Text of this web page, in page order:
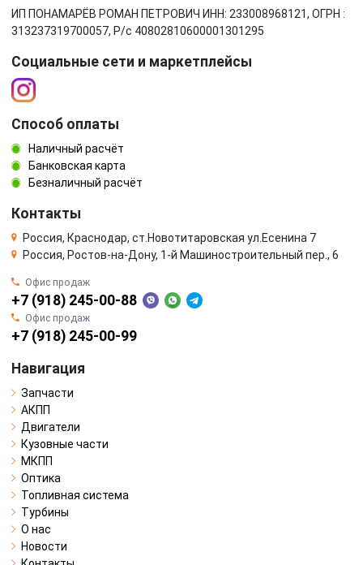
ИП ПОНАМАРЁВ РОМАН ПЕТРОВИЧ ИНН: 233008968121, ОГРН :
313237319700057, Р/c 40802810600001301295
Социальные сети и маркетплейсы
Способ оплаты
Наличный расчёт
Банковская карта
Безналичный расчёт
Контакты
Россия, Краснодар, ст.Новотитаровская ул.Есенина 7
Россия, Ростов-на-Дону, 1-й Машиностроительный пер., 6
Офис продаж
+7 (918) 245-00-88
Офис продаж
+7 (918) 245-00-99
Навигация
Запчасти
АКПП
Двигатели
Кузовные части
МКПП
Оптика
Топливная система
Турбины
О нас
Новости